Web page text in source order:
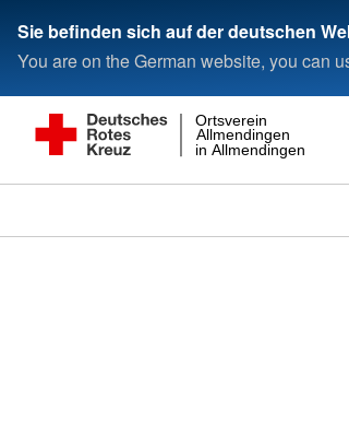
Sie befinden sich auf der deutschen
You are on the German website, you can
in Allmendingen
Allmendingen
Ortsverein